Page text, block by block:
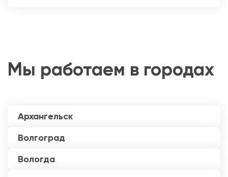
Мы работаем в городах
Архангельск
Волгоград
Вологда